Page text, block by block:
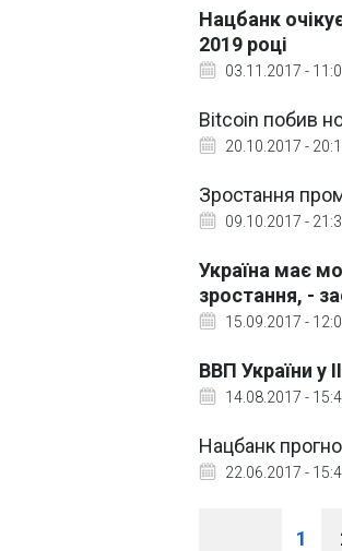
Нацбанк
2019 році
03.11.2017 -
Bitcoin побив
20.10.2017 -
Зростання
09.10.2017 -
Україна має
зростання, -
15.09.2017 -
ВВП України у
14.08.2017 -
Нацбанк
22.06.2017 -
1